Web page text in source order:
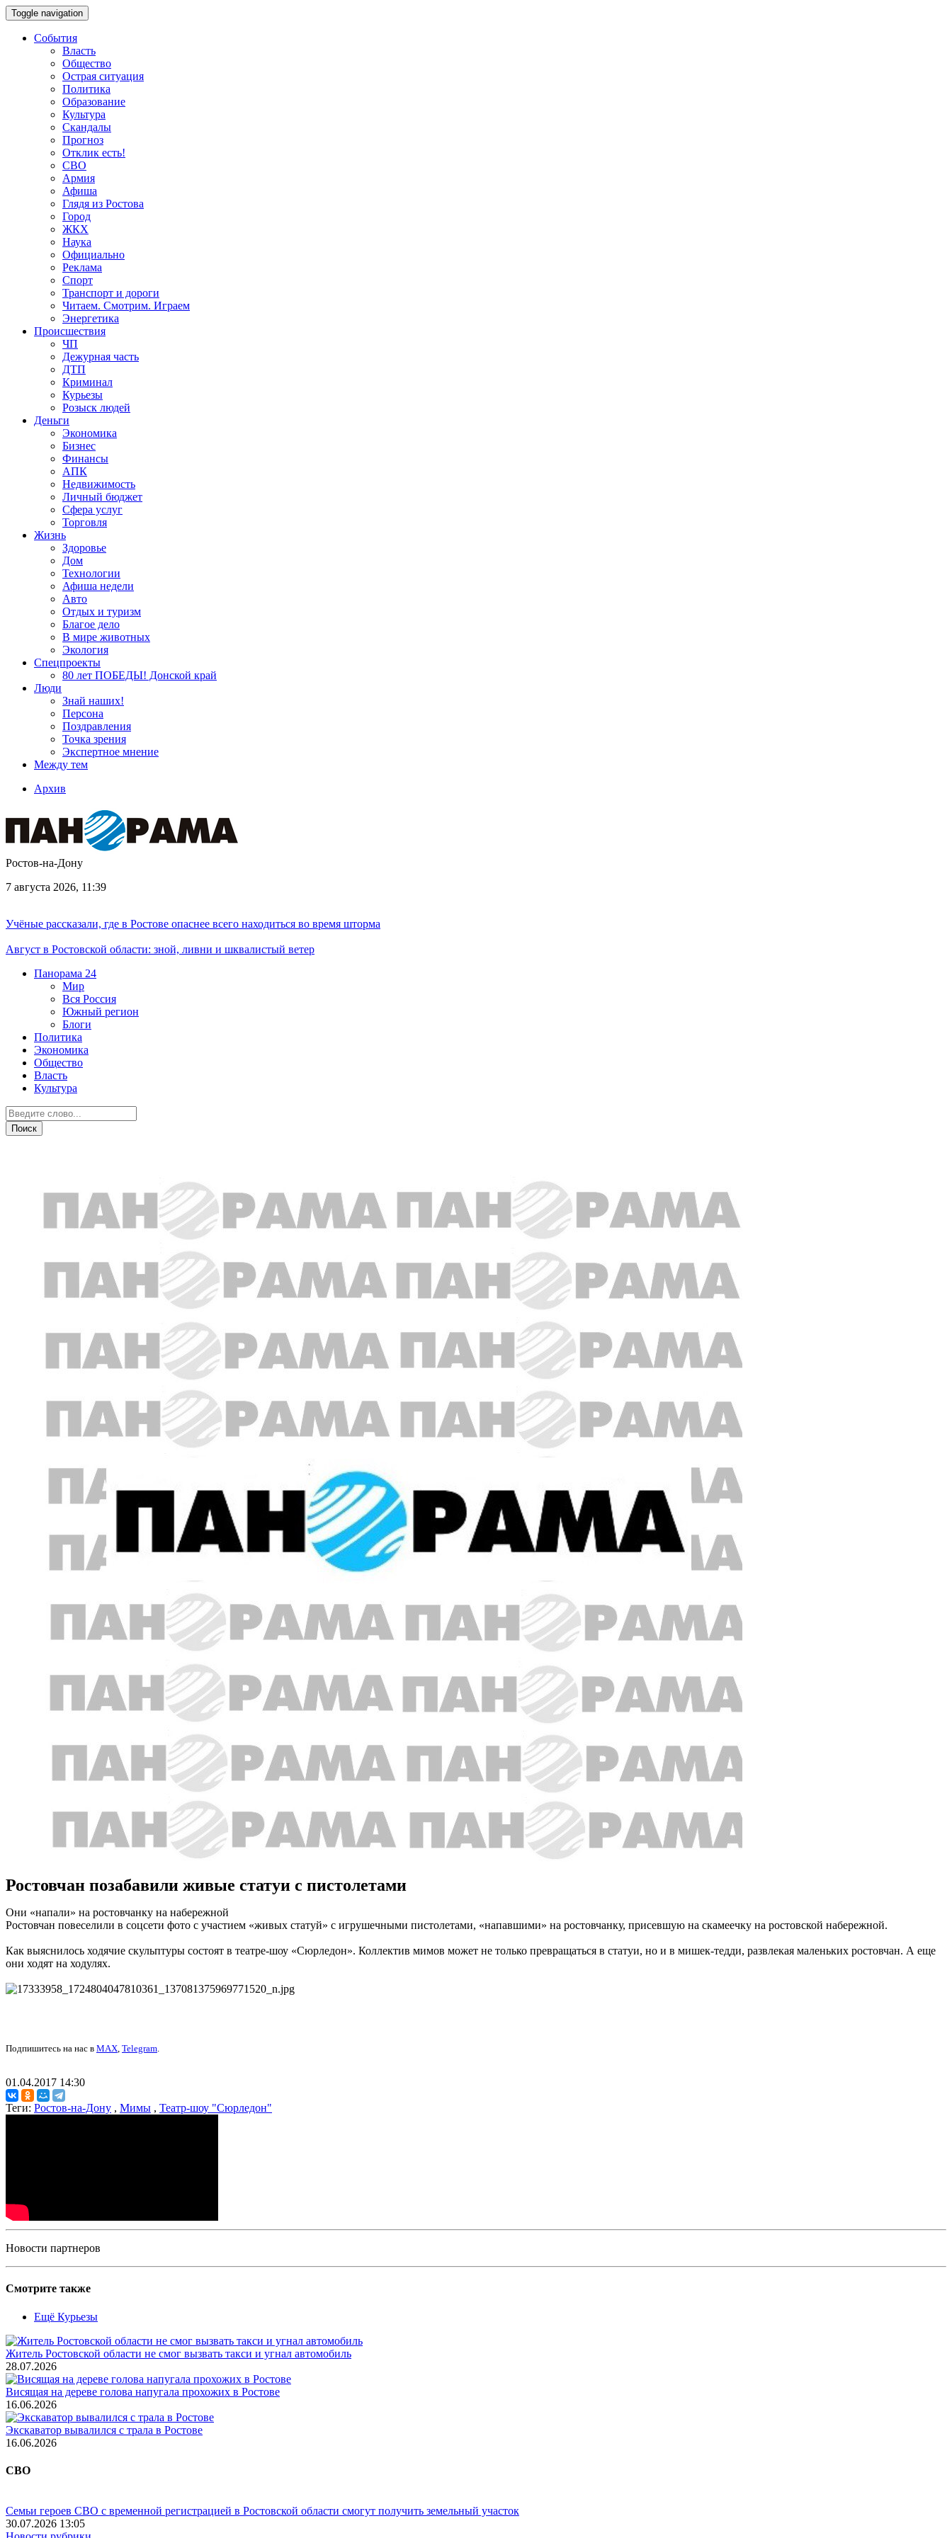
Toggle navigation
События
Власть
Общество
Острая ситуация
Политика
Образование
Культура
Скандалы
Прогноз
Отклик есть!
СВО
Армия
Афиша
Глядя из Ростова
Город
ЖКХ
Наука
Официально
Реклама
Спорт
Транспорт и дороги
Читаем. Смотрим. Играем
Энергетика
Происшествия
ЧП
Дежурная часть
ДТП
Криминал
Курьезы
Розыск людей
Деньги
Экономика
Бизнес
Финансы
АПК
Недвижимость
Личный бюджет
Сфера услуг
Торговля
Жизнь
Здоровье
Дом
Технологии
Афиша недели
Авто
Отдых и туризм
Благое дело
В мире животных
Экология
Спецпроекты
80 лет ПОБЕДЫ! Донской край
Люди
Знай наших!
Персона
Поздравления
Точка зрения
Экспертное мнение
Между тем
Архив
Ростов-на-Дону
7 августа 2026, 11:39
Учёные рассказали, где в Ростове опаснее всего находиться во время шторма
Август в Ростовской области: зной, ливни и шквалистый ветер
Панорама 24
Мир
Вся Россия
Южный регион
Блоги
Политика
Экономика
Общество
Власть
Культура
Ростовчан позабавили живые статуи с пистолетами
Они «напали» на ростовчанку на набережной
Ростовчан повеселили в соцсети фото с участием «живых статуй» с игрушечными пистолетами, «напавшими» на ростовчанку, присевшую на скамеечку на ростовской набережной.
Как выяснилось ходячие скульптуры состоят в театре-шоу «Сюрледон». Коллектив мимов может не только превращаться в статуи, но и в мишек-тедди, развлекая маленьких ростовчан. А еще
они ходят на ходулях.
Подпишитесь на нас в MAX, Telegram.
01.04.2017 14:30
Теги: Ростов-на-Дону , Мимы , Театр-шоу "Сюрледон"
Новости партнеров
Смотрите также
Ещё Курьезы
Житель Ростовской области не смог вызвать такси и угнал автомобиль
28.07.2026
Висящая на дереве голова напугала прохожих в Ростове
16.06.2026
Экскаватор вывалился с трала в Ростове
16.06.2026
СВО
Семьи героев СВО с временной регистрацией в Ростовской области смогут получить земельный участок
30.07.2026 13:05